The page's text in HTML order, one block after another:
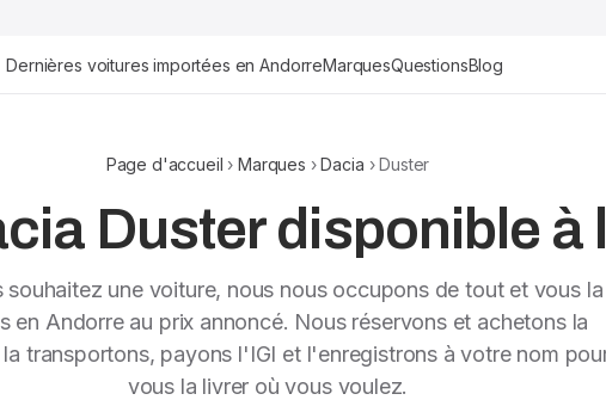
Dernières voitures importées en AndorreMarquesQuestionsBlog
Page d'accueil ›Marques ›Dacia › Duster
Duster disponible
souhaitez une voiture, nous nous occupons de tout et vous la
en Andorre au prix annoncé. Nous réservons et achetons la
transportons, payons l'IGI et l'enregistrons à votre nom
vous la livrer où vous voulez.